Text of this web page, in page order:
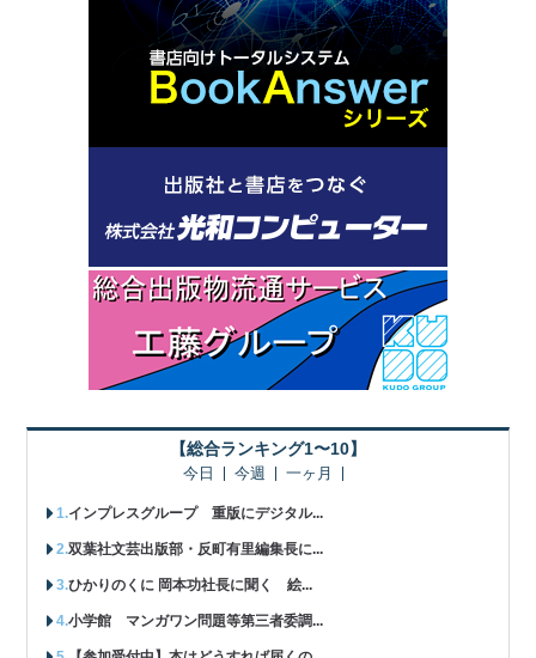
【総合ランキング1〜10】
今日 今週 一ヶ月
インプレスグループ 重版にデジタル...
双葉社文芸出版部・反町有里編集長に...
ひかりのくに 岡本功社長に聞く 絵...
小学館 マンガワン問題等第三者委調...